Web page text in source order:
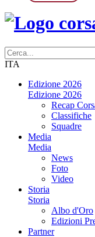
ITA
Edizione 2026
Edizione 2026
Recap
Classifiche
Squadre
Media
Media
News
Foto
Video
Storia
Storia
Albo d'Oro
Edizioni
Partner